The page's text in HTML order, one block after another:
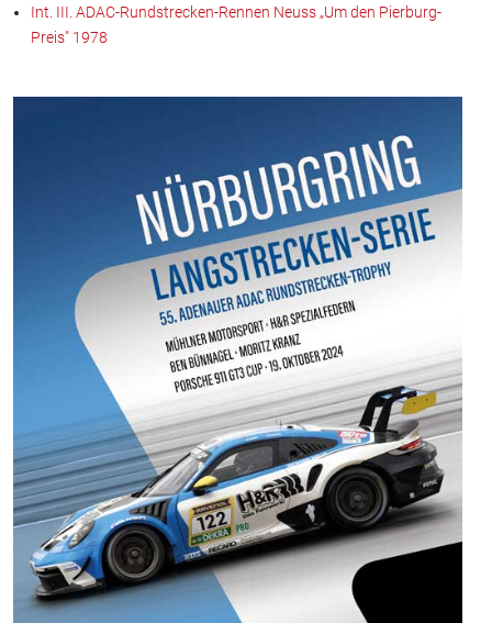
Int. III. ADAC-Rundstrecken-Rennen Neuss „Um den Pierburg-
Preis" 1978